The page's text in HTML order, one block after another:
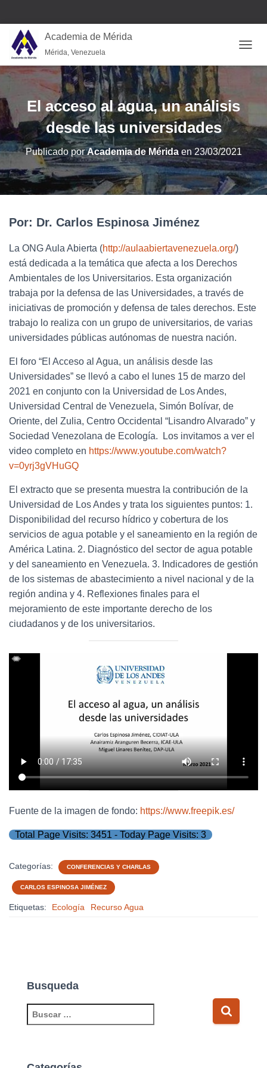
Academia de Mérida
Mérida, Venezuela
El acceso al agua, un análisis
desde las universidades
Publicado porAcademia de Méridaen 23/03/2021
Por: Dr. Carlos Espinosa Jiménez
La ONG Aula Abierta (http://aulaabiertavenezuela.org/)
está dedicada a la temática que afecta a los Derechos
Ambientales de los Universitarios. Esta organización
trabaja por la defensa de las Universidades, a través de
iniciativas de promoción y defensa de tales derechos. Este
trabajo lo realiza con un grupo de universitarios, de varias
universidades públicas autónomas de nuestra nación.
El foro “El Acceso al Agua, un análisis desde las
Universidades” se llevó a cabo el lunes 15 de marzo del
2021 en conjunto con la Universidad de Los Andes,
Universidad Central de Venezuela, Simón Bolívar, de
Oriente, del Zulia, Centro Occidental “Lisandro Alvarado” y
Sociedad Venezolana de Ecología. Los invitamos a ver el
video completo en https://www.youtube.com/watch?
v=0yrj3gVHuGQ
El extracto que se presenta muestra la contribución de la
Universidad de Los Andes y trata los siguientes puntos: 1.
Disponibilidad del recurso hídrico y cobertura de los
servicios de agua potable y el saneamiento en la región de
América Latina. 2. Diagnóstico del sector de agua potable
y del saneamiento en Venezuela. 3. Indicadores de gestión
de los sistemas de abastecimiento a nivel nacional y de la
región andina y 4. Reflexiones finales para el
mejoramiento de este importante derecho de los
ciudadanos y de los universitarios.
Fuente de la imagen de fondo: https://www.freepik.es/
Total Page Visits: 3451 - Today Page Visits: 3
Categorías: CONFERENCIAS Y CHARLAS
CARLOS ESPINOSA JIMÉNEZ
Etiquetas: Ecología Recurso Agua
Busqueda
u
a